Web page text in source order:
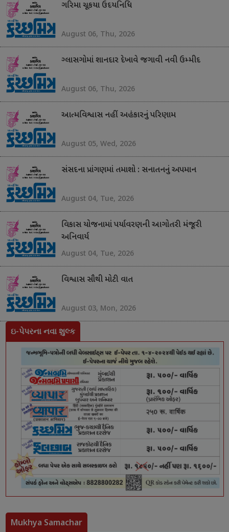
ગરિમા ચૂકયા ઉદયનિધિ
August 06, Thu, 2026
ગ્લાસગોમાં શાનદાર દેખાવે જગાવી નવી ઉમ્મીદ
August 06, Thu, 2026
આત્મવિશ્વાસ નહીં અહંકારનું પરિણામ
August 05, Wed, 2026
સંસદના પ્રાંગણમાં તમાશો : સનાતનનું અપમાન
August 04, Tue, 2026
વિકાસ યોજનામાં પર્યાવરણની આગોતરી મંજૂરી
અનિવાર્ય
August 04, Tue, 2026
વિશ્વાસ સૌથી મોટી વાત
August 03, Mon, 2026
ઇ-પેપરના નવા શુલ્ક
Mukhya Samachar